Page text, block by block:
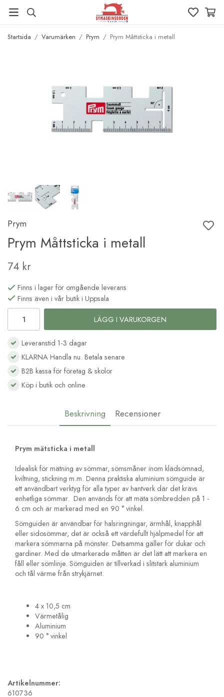
Startsida / Varumärken / Prym / Prym Måttsticka i metall
Prym
Prym Måttsticka i metall
74 kr
Finns i lager för omgående leverans
Finns även i vår butik i Uppsala
LÄGG I VARUKORGEN
Leveranstid 1-3 dagar
KLARNA Handla nu. Betala senare
B2B kassa för företag & skolor
Köp i butik och online
Beskrivning Recensioner
Prym mätsticka i metall
Idealisk för mätning av sömmar, sömsmåner inom klädsömnad,
kviltning, stickning m.m. Denna praktiska aluminium sömguide är
ett användbart verktyg för alla typer av hantverk där det krävs
enhetliga sömmar. Den används för att mäta sömbredden på 1 -
6 cm och är markerad med en 90 ° vinkel.
Sömguiden är användbar för halsringningar, ärmhål, knapphål
eller sidosömmar, det är också ett värdefullt hjälpmedel för att
markera sömmarna på mönster. Detsamma gäller för dukar och
gardiner. Med de utmarkerade måtten är det lätt att markera en
fåll eller sömlinje. Sömguiden är tillverkad i slitstark aluminium
och tål värme från strykjärnet.
4 x 10,5 cm
Värmetålig
Aluminium
90 ° vinkel
Artikelnummer:
610736